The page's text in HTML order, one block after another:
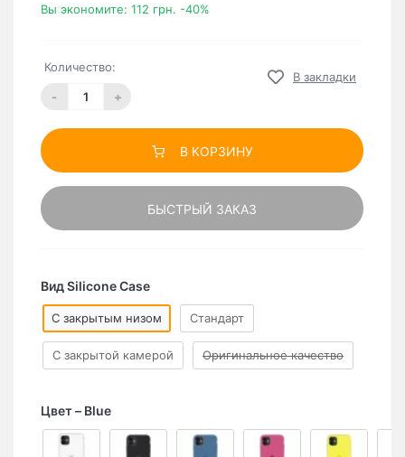
Вы экономите: 112 грн. -40%
Количество:
- +
В закладки
В КОРЗИНУ
БЫСТРЫЙ ЗАКАЗ
Вид Silicone Case
C закрытым низом Стандарт
С закрытой камерой Оригинальное качество
Цвет Blue